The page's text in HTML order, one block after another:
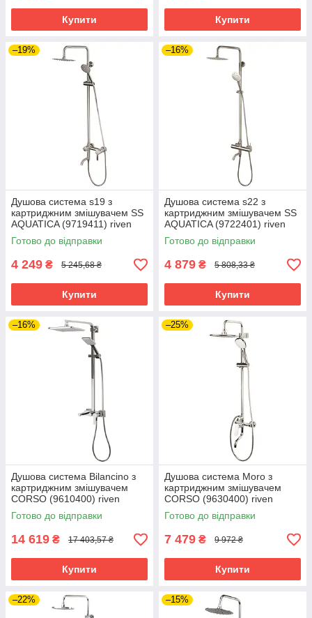
Купити Купити
–19%
Душова система s19 з
картриджним змішувачем SS
AQUATICA (9719411) riven
Готово до відправки
4 249 ₴ 5 245,68 ₴
Купити
–16%
Душова система s22 з
картриджним змішувачем SS
AQUATICA (9722401) riven
Готово до відправки
4 879 ₴ 5 808,33 ₴
Купити
–16%
Душова система Bilancino з
картриджним змішувачем
CORSO (9610400) riven
Готово до відправки
14 619 ₴ 17 403,57 ₴
Купити
–25%
Душова система Moro з
картриджним змішувачем
CORSO (9630400) riven
Готово до відправки
7 479 ₴ 9 972 ₴
Купити
–22% –15%